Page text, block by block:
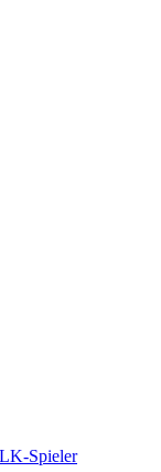
Spieler